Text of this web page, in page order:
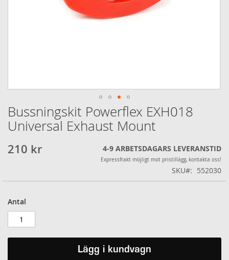
Bussningskit Powerflex EXH018
Universal Exhaust Mount
210 kr 4-9 ARBETSDAGARS LEVERANSTID
Expressfrakt möjligt mot pristillägg, kontakta oss!
SKU 552030
Antal
Lägg i kundvagn
Hoppa
till
början
bildgalleriet